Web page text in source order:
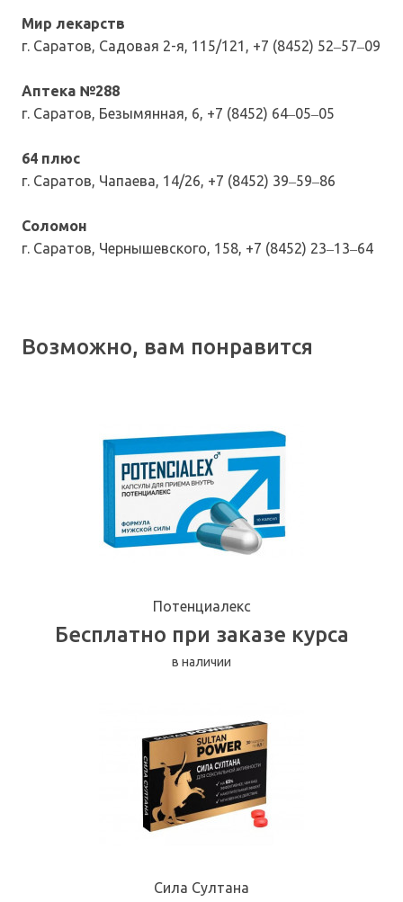
Мир лекарств
г. Саратов, Садовая 2-я, 115/121, +7 (8452) 52‒57‒09
Аптека №288
г. Саратов, Безымянная, 6, +7 (8452) 64‒05‒05
64 плюс
г. Саратов, Чапаева, 14/26, +7 (8452) 39‒59‒86
Соломон
г. Саратов, Чернышевского, 158, +7 (8452) 23‒13‒64
Возможно, вам понравится
Потенциалекс
Бесплатно при заказе курса
в наличии
Сила Султана